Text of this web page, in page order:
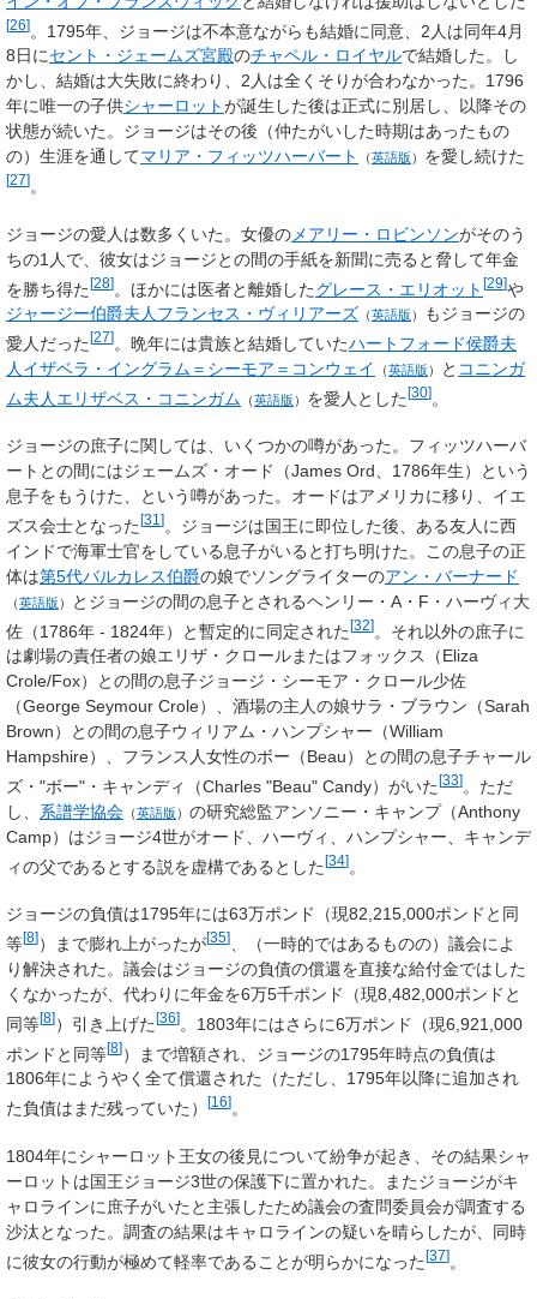
[26]。1795年、ジョージは不本意ながらも結婚に同意、2人は同年4月
8日にセント・ジェームズ宮殿のチャペル・ロイヤルで結婚した。し
かし、結婚は大失敗に終わり、2人は全くそりが合わなかった。1796
年に唯一の子供シャーロットが誕生した後は正式に別居し、以降その
状態が続いた。ジョージはその後（仲たがいした時期はあったもの
の）生涯を通してマリア・フィッツハーバート （英語版 ） を愛し続けた
[27] 。
ジョージの愛人は数多くいた。女優の メアリー・ロビンソンがそのう
ちの1人で、彼女はジョージとの間の手紙を新聞に売ると脅して年金
を勝ち得た[28]。ほかには医者と離婚したグレース・エリオット [29]や
ジャージー伯爵夫人フランセス・ヴィリアーズ （英語版 ）
もジョージの
愛人だった [27] 。晩年には貴族と結婚していたハートフォード侯爵夫
人イザベラ・イングラム＝シーモア＝コンウェイ
（英語版 ） と コニンガ
ム夫人エリザベス・コニンガム （英語版 ） を愛人とした[30]。
ジョージの庶子に関しては、いくつかの噂があった。フィッツハーバ
ートとの間にはジェームズ・オード（James Ord 、1786年生）という
息子をもうけた、という噂があった。オードはアメリカに移り、イエ
ズス会士となった [31 ] 。ジョージは国王に即位した後、ある友人に西
インドで海軍士官をしている息子がいると打ち明けた。この息子の正
体は第5代バルカレス伯爵の娘でソングライターのアン・バーナード
（英語版 ）
とジョージの間の息子とされるヘンリー・A・F・ハーヴィ大
佐（1786年 - 1824年）と暫定的に同定された[32]。それ以外の庶子に
は劇場の責任者の娘エリザ・クロールまたはフォックス（Eliza
Crole/Fox）との間の息子ジョージ・シーモア・クロール少佐
（George Seymour Crole）、酒場の主人の娘サラ・ブラウン（Sarah
Brown）との間の息子ウィリアム・ハンプシャー（William
Hampshire）、フランス人女性のボー（Beau）との間の息子チャール
ズ・"ボー"・キャンディ（Charles "Beau" Candy）がいた [33] 。ただ
し、 系譜学協会 （英語版 ） の研究総監アンソニー・キャンプ（Anthony
Camp）はジョージ4世がオード、ハーヴィ、ハンプシャー、キャンデ
ィの父であるとする説を虚構であるとした [34] 。
ジョージの負債は1795年には63万ポンド（現82,215,000ポンドと同
等[8] ）まで膨れ上がったが[35]
、（一時的ではあるものの）議会によ
り解決された。議会はジョージの負債の償還を直接な給付金ではした
くなかったが、代わりに年金を6万5千ポンド（現8,482,000ポンドと
同等[8] ）引き上げた [36] 。1803年にはさらに6万ポンド（現6,921,000
ポンドと同等[8]）まで増額され、ジョージの1795年時点の負債は
1806年にようやく全て償還された（ただし、1795年以降に追加され
た負債はまだ残っていた）
[16] 。
1804年にシャーロット王女の後見について紛争が起き、その結果シャ
ーロットは国王ジョージ3世の保護下に置かれた。またジョージがキ
ャロラインに庶子がいたと主張したため議会の査問委員会が調査する
沙汰となった。調査の結果はキャロラインの疑いを晴らしたが、同時
に彼女の行動が極めて軽率であることが明らかになった[37]。